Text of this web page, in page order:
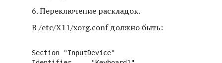
6. Переключение раскладок.
В /etc/X11/xorg.conf должно быть:
Section "InputDevice"